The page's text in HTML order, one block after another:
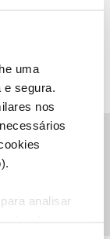
uma
segura.
nos
analisar